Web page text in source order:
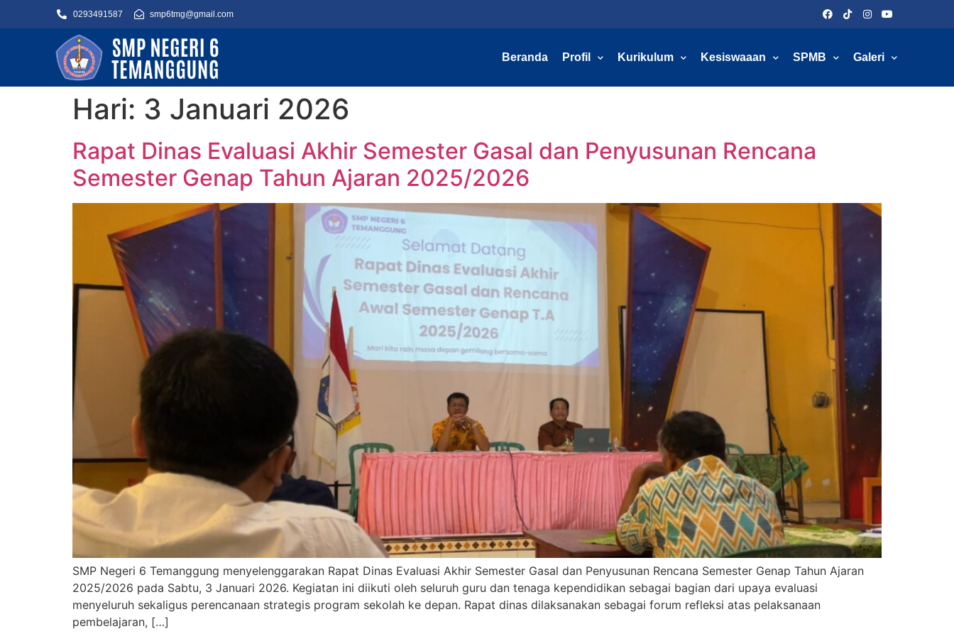
0293491587 smp6tmg@gmail.com
Beranda Profil Kurikulum Kesiswaaan SPMB Galeri
Hari: 3 Januari 2026
Rapat Dinas Evaluasi Akhir Semester Gasal dan Penyusunan Rencana
Semester Genap Tahun Ajaran 2025/2026
SMP Negeri 6 Temanggung menyelenggarakan Rapat Dinas Evaluasi Akhir Semester Gasal dan Penyusunan Rencana Semester Genap Tahun Ajaran
2025/2026 pada Sabtu, 3 Januari 2026. Kegiatan ini diikuti oleh seluruh guru dan tenaga kependidikan sebagai bagian dari upaya evaluasi
menyeluruh sekaligus perencanaan strategis program sekolah ke depan. Rapat dinas dilaksanakan sebagai forum refleksi atas pelaksanaan
pembelajaran, […]